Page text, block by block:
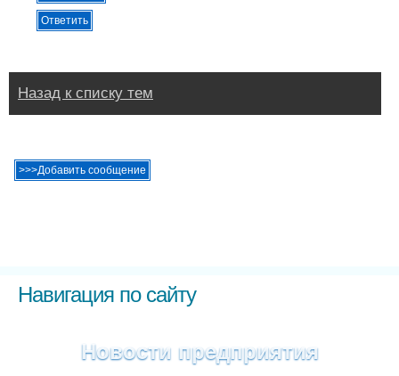
Назад к списку тем
Навигация по сайту
Новости предприятия